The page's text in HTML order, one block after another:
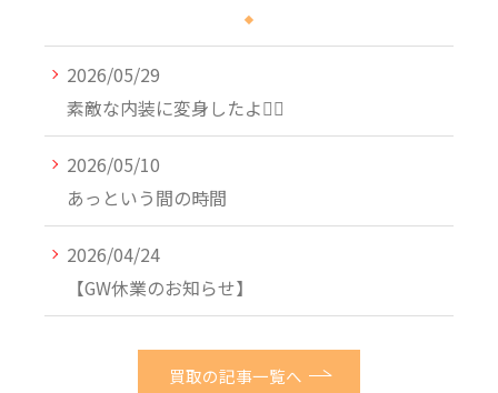
2026/05/29
素敵な内装に変身したよ🙂‍↔️
2026/05/10
あっという間の時間
2026/04/24
【GW休業のお知らせ】
買取の記事一覧へ